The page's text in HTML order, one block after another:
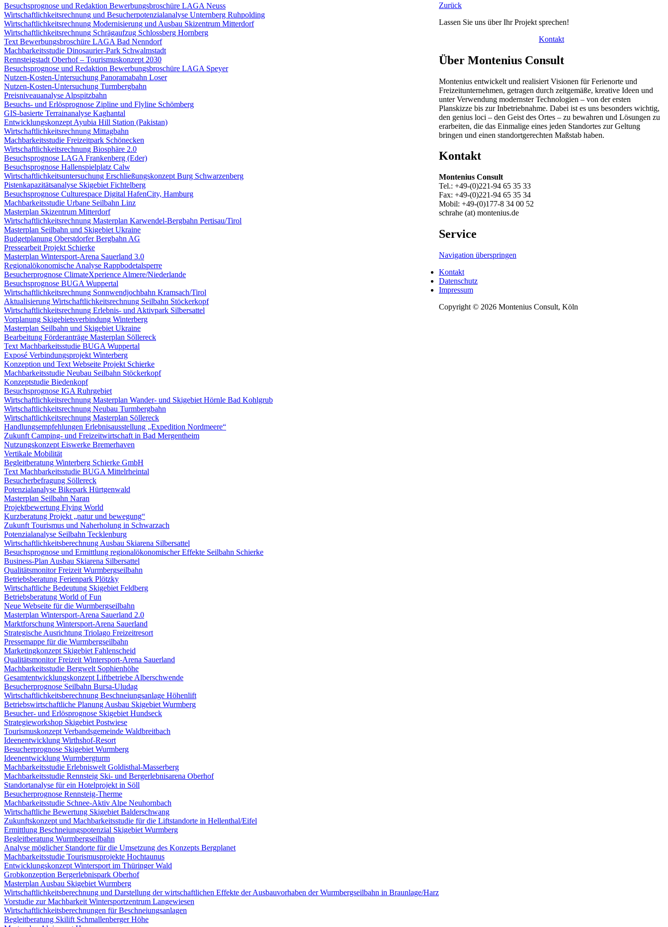
Besuchsprognose und Redaktion Bewerbungsbroschüre LAGA Neuss
Wirtschaftlichkeitsrechnung und Besucherpotenzialanalyse Unternberg Ruhpolding
Wirtschaftlichkeitsrechnung Modernisierung und Ausbau Skizentrum Mitterdorf
Wirtschaftlichkeitsrechnung Schrägaufzug Schlossberg Hornberg
Text Bewerbungsbroschüre LAGA Bad Nenndorf
Machbarkeitsstudie Dinosaurier-Park Schwalmstadt
Rennsteigstadt Oberhof – Tourismuskonzept 2030
Besuchsprognose und Redaktion Bewerbungsbroschüre LAGA Speyer
Nutzen-Kosten-Untersuchung Panoramabahn Loser
Nutzen-Kosten-Untersuchung Turmbergbahn
Preisniveauanalyse Alpspitzbahn
Besuchs- und Erlösprognose Zipline und Flyline Schömberg
GIS-basierte Terrainanalyse Kaghantal
Entwicklungskonzept Ayubia Hill Station (Pakistan)
Wirtschaftlichkeitsrechnung Mittagbahn
Machbarkeitsstudie Freizeitpark Schönecken
Wirtschaftlichkeitsrechnung Biosphäre 2.0
Besuchsprognose LAGA Frankenberg (Eder)
Besuchsprognose Hallenspielplatz Calw
Wirtschaftlichkeitsuntersuchung Erschließungskonzept Burg Schwarzenberg
Pistenkapazitätsanalyse Skigebiet Fichtelberg
Besuchsprognose Culturespace Digital HafenCity, Hamburg
Machbarkeitsstudie Urbane Seilbahn Linz
Masterplan Skizentrum Mitterdorf
Wirtschaftlichkeitsrechnung Masterplan Karwendel-Bergbahn Pertisau/Tirol
Masterplan Seilbahn und Skigebiet Ukraine
Budgetplanung Oberstdorfer Bergbahn AG
Pressearbeit Projekt Schierke
Masterplan Wintersport-Arena Sauerland 3.0
Regionalökonomische Analyse Rappbodetalsperre
Besucherprognose ClimateXperience Almere/Niederlande
Besuchsprognose BUGA Wuppertal
Wirtschaftlichkeitsrechnung Sonnwendjochbahn Kramsach/Tirol
Aktualisierung Wirtschaftlichkeitsrechnung Seilbahn Stöckerkopf
Wirtschaftlichkeitsrechnung Erlebnis- und Aktivpark Silbersattel
Vorplanung Skigebietsverbindung Winterberg
Masterplan Seilbahn und Skigebiet Ukraine
Bearbeitung Förderanträge Masterplan Söllereck
Text Machbarkeitsstudie BUGA Wuppertal
Exposé Verbindungsprojekt Winterberg
Konzeption und Text Webseite Projekt Schierke
Machbarkeitsstudie Neubau Seilbahn Stöckerkopf
Konzeptstudie Biedenkopf
Besuchsprognose IGA Ruhrgebiet
Wirtschaftlichkeitsrechnung Masterplan Wander- und Skigebiet Hörnle Bad Kohlgrub
Wirtschaftlichkeitsrechnung Neubau Turmbergbahn
Wirtschaftlichkeitsrechnung Masterplan Söllereck
Handlungsempfehlungen Erlebnisausstellung „Expedition Nordmeere“
Zukunft Camping- und Freizeitwirtschaft in Bad Mergentheim
Nutzungskonzept Eiswerke Bremerhaven
Vertikale Mobilität
Begleitberatung Winterberg Schierke GmbH
Text Machbarkeitsstudie BUGA Mittelrheintal
Besucherbefragung Söllereck
Potenzialanalyse Bikepark Hürtgenwald
Masterplan Seilbahn Naran
Projektbewertung Flying World
Kurzberatung Projekt „natur und bewegung“
Zukunft Tourismus und Naherholung in Schwarzach
Potenzialanalyse Seilbahn Tecklenburg
Wirtschaftlichkeitsberechnung Ausbau Skiarena Silbersattel
Besuchsprognose und Ermittlung regionalökonomischer Effekte Seilbahn Schierke
Business-Plan Ausbau Skiarena Silbersattel
Qualitätsmonitor Freizeit Wurmbergseilbahn
Betriebsberatung Ferienpark Plötzky
Wirtschaftliche Bedeutung Skigebiet Feldberg
Betriebsberatung World of Fun
Neue Webseite für die Wurmbergseilbahn
Masterplan Wintersport-Arena Sauerland 2.0
Marktforschung Wintersport-Arena Sauerland
Strategische Ausrichtung Triolago Freizeitresort
Pressemappe für die Wurmbergseilbahn
Marketingkonzept Skigebiet Fahlenscheid
Qualitätsmonitor Freizeit Wintersport-Arena Sauerland
Machbarkeitsstudie Bergwelt Sophienhöhe
Gesamtentwicklungskonzept Liftbetriebe Alberschwende
Besucherprognose Seilbahn Bursa-Uludag
Wirtschaftlichkeitsberechnung Beschneiungsanlage Höhenlift
Betriebswirtschaftliche Planung Ausbau Skigebiet Wurmberg
Besucher- und Erlösprognose Skigebiet Hundseck
Strategieworkshop Skigebiet Postwiese
Tourismuskonzept Verbandsgemeinde Waldbreitbach
Ideenentwicklung Wirthshof-Resort
Besucherprognose Skigebiet Wurmberg
Ideenentwicklung Wurmbergturm
Machbarkeitsstudie Erlebniswelt Goldisthal-Masserberg
Machbarkeitsstudie Rennsteig Ski- und Bergerlebnisarena Oberhof
Standortanalyse für ein Hotelprojekt in Söll
Besucherprognose Rennsteig-Therme
Machbarkeitsstudie Schnee-Aktiv Alpe Neuhornbach
Wirtschaftliche Bewertung Skigebiet Balderschwang
Zukunftskonzept und Machbarkeitsstudie für die Liftstandorte in Hellenthal/Eifel
Ermittlung Beschneiungspotenzial Skigebiet Wurmberg
Begleitberatung Wurmbergseilbahn
Analyse möglicher Standorte für die Umsetzung des Konzepts Bergplanet
Machbarkeitsstudie Tourismusprojekte Hochtaunus
Entwicklungskonzept Wintersport im Thüringer Wald
Grobkonzeption Bergerlebnispark Oberhof
Masterplan Ausbau Skigebiet Wurmberg
Wirtschaftlichkeitsberechnung und Darstellung der wirtschaftlichen Effekte der Ausbauvorhaben der Wurmbergseilbahn in Braunlage/Harz
Vorstudie zur Machbarkeit Wintersportzentrum Langewiesen
Wirtschaftlichkeitsberechnungen für Beschneiungsanlagen
Begleitberatung Skilift Schmallenberger Höhe
Zurück
Lassen Sie uns über Ihr Projekt sprechen!
Kontakt
Über Montenius Consult
Montenius entwickelt und realisiert Visionen für Ferienorte und
Freizeitunternehmen, getragen durch zeitgemäße, kreative Ideen und
unter Verwendung modernster Technologien – von der ersten
Planskizze bis zur Inbetriebnahme. Dabei ist es uns besonders wichtig,
den genius loci – den Geist des Ortes – zu bewahren und Lösungen zu
erarbeiten, die das Einmalige eines jeden Standortes zur Geltung
bringen und einen standortgerechten Maßstab haben.
Kontakt
Montenius Consult
Tel.: +49-(0)221-94 65 35 33
Fax: +49-(0)221-94 65 35 34
Mobil: +49-(0)177-8 34 00 52
schrahe (at) montenius.de
Service
Navigation überspringen
Kontakt
Datenschutz
Impressum
Copyright © 2026 Montenius Consult, Köln